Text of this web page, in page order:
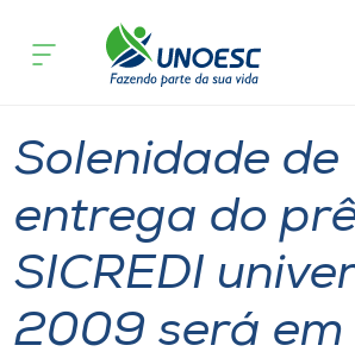
Cursos
Pesquisa
Atendimento ao Estudante
Portal de Ensino
acontece
Solenidade de
entrega do
SICREDI
2009 será em